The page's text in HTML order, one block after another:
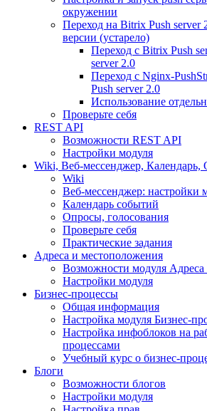
окружении
Переход на Bitrix Push
версии (устарело)
Переход с Bitrix Push
server 2.0
Переход с Nginx-
Push server 2.0
Использование
Проверьте себя
REST API
Возможности REST API
Настройки модуля
Wiki, Веб-мессенджер, Календарь,
Wiki
Веб-мессенджер: настройки
Календарь событий
Опросы, голосования
Проверьте себя
Практические задания
Адреса и местоположения
Возможности модуля
Настройки модуля
Бизнес-процессы
Общая информация
Настройка модуля Бизнес-
Настройка инфоблоков на
процессами
Учебный курс о бизнес-
Блоги
Возможности блогов
Настройки модуля